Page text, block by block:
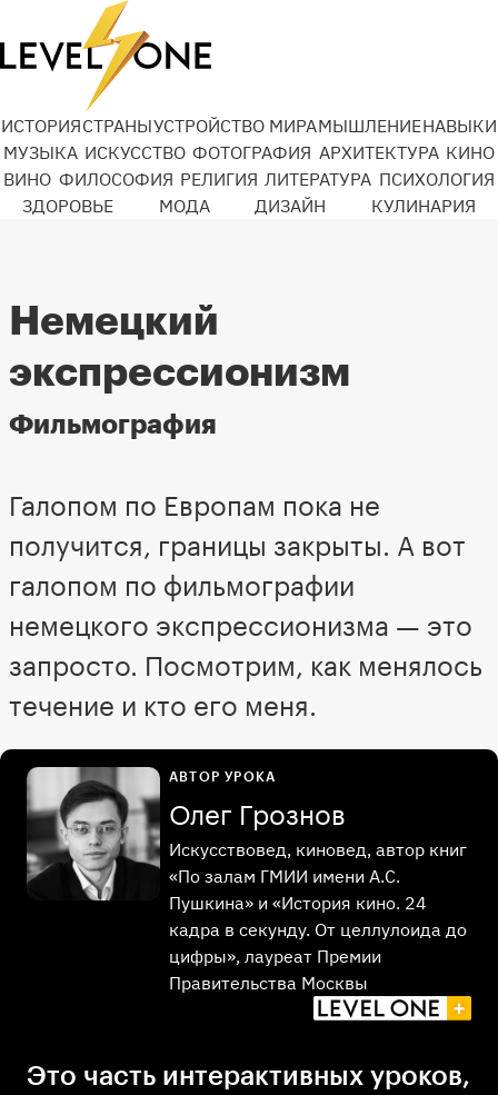
ИСТОРИЯСТРАНЫУСТРОЙСТВО МИРАМЫШЛЕНИЕНАВЫКИ
МУЗЫКА ИСКУССТВО ФОТОГРАФИЯ АРХИТЕКТУРА КИНО
ВИНО ФИЛОСОФИЯ РЕЛИГИЯ ЛИТЕРАТУРА ПСИХОЛОГИЯ
ЗДОРОВЬЕ
МОДА ДИЗАЙН КУЛИНАРИЯ
Немецкий
экспрессионизм
Фильмография
Галопом по Европам пока не
получится, границы закрыты. А вот
галопом по фильмографии
немецкого экспрессионизма — это
запросто. Посмотрим, как менялось
течение и кто его меня.
Это часть интерактивных уроков,
АВТОР УРОКА
Олег Грознов
Искусствовед, киновед, автор книг
«По залам ГМИИ имени А.С.
Пушкина» и «История кино. 24
кадра в секунду. От целлулоида до
цифры», лауреат Премии
Правительства Москвы